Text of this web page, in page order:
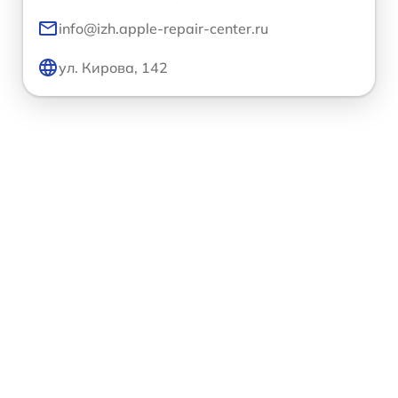
info@izh.apple-repair-center.ru
ул. Кирова, 142